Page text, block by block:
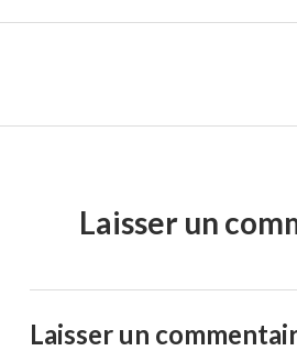
l’article
Laisser un
Laisser un